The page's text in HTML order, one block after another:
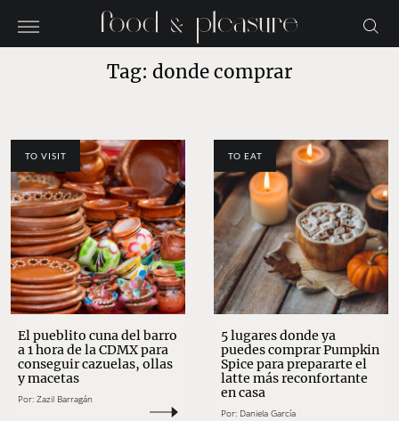
Tag: donde comprar
TO VISIT
El pueblito cuna del barro
a 1 hora de la CDMX para
conseguir cazuelas, ollas
y macetas
Por: Zazil Barragán
TO EAT
5 lugares donde ya
puedes comprar Pumpkin
Spice para prepararte el
latte más reconfortante
en casa
Por: Daniela García